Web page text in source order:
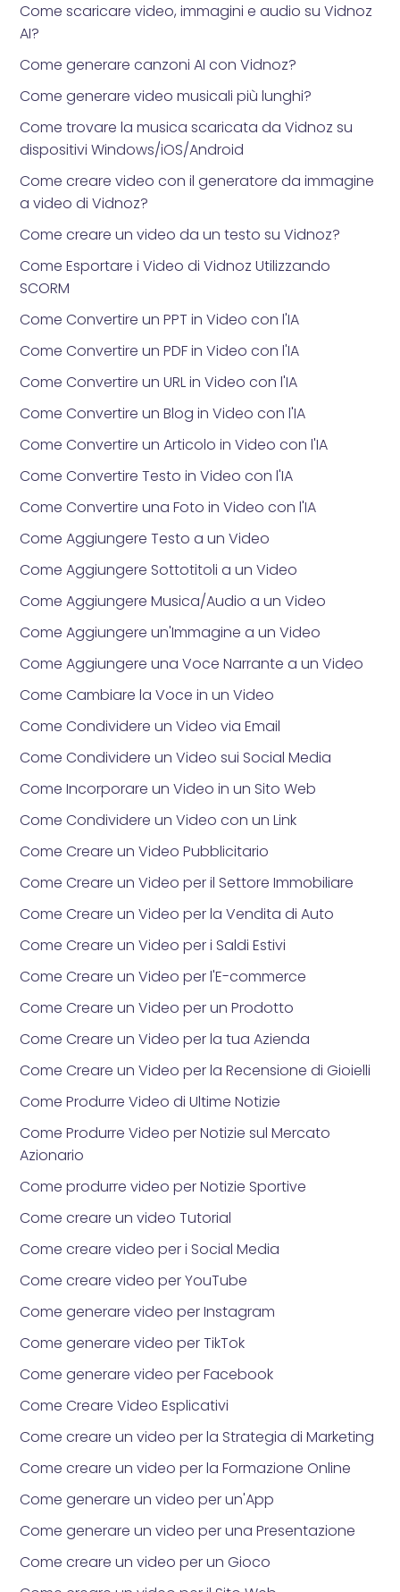
Come scaricare video, immagini e audio su Vidnoz
AI?
Come generare canzoni AI con Vidnoz?
Come generare video musicali più lunghi?
Come trovare la musica scaricata da Vidnoz su
dispositivi Windows/iOS/Android
Come creare video con il generatore da immagine
a video di Vidnoz?
Come creare un video da un testo su Vidnoz?
Come Esportare i Video di Vidnoz Utilizzando
SCORM
Come Convertire un PPT in Video con l'IA
Come Convertire un PDF in Video con l'IA
Come Convertire un URL in Video con l'IA
Come Convertire un Blog in Video con l'IA
Come Convertire un Articolo in Video con l'IA
Come Convertire Testo in Video con l'IA
Come Convertire una Foto in Video con l'IA
Come Aggiungere Testo a un Video
Come Aggiungere Sottotitoli a un Video
Come Aggiungere Musica/Audio a un Video
Come Aggiungere un'Immagine a un Video
Come Aggiungere una Voce Narrante a un Video
Come Cambiare la Voce in un Video
Come Condividere un Video via Email
Come Condividere un Video sui Social Media
Come Incorporare un Video in un Sito Web
Come Condividere un Video con un Link
Come Creare un Video Pubblicitario
Come Creare un Video per il Settore Immobiliare
Come Creare un Video per la Vendita di Auto
Come Creare un Video per i Saldi Estivi
Come Creare un Video per l'E-commerce
Come Creare un Video per un Prodotto
Come Creare un Video per la tua Azienda
Come Creare un Video per la Recensione di Gioielli
Come Produrre Video di Ultime Notizie
Come Produrre Video per Notizie sul Mercato
Azionario
Come produrre video per Notizie Sportive
Come creare un video Tutorial
Come creare video per i Social Media
Come creare video per YouTube
Come generare video per Instagram
Come generare video per TikTok
Come generare video per Facebook
Come Creare Video Esplicativi
Come creare un video per la Strategia di Marketing
Come creare un video per la Formazione Online
Come generare un video per un'App
Come generare un video per una Presentazione
Come creare un video per un Gioco